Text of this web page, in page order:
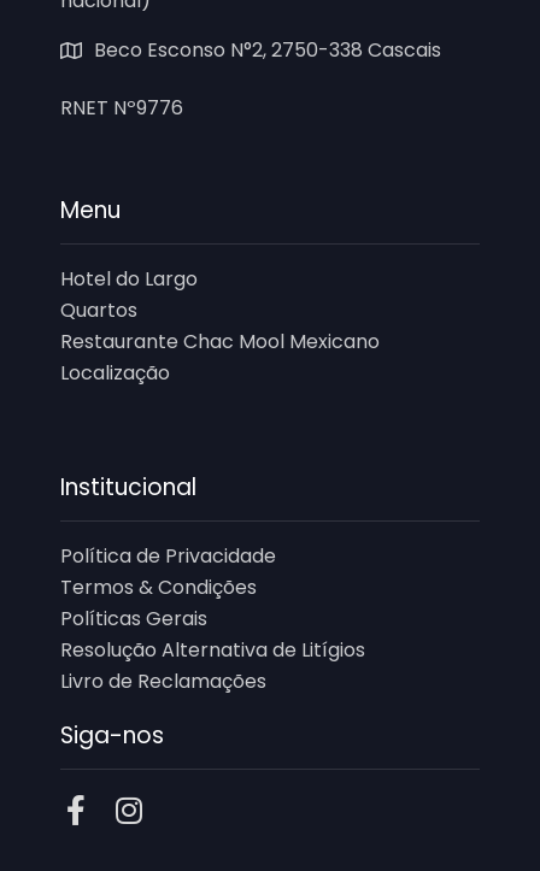
Beco Esconso N°2, 2750-338 Cascais
RNET Nº9776
Menu
Hotel do Largo
Quartos
Restaurante Chac Mool Mexicano
Localização
Institucional
Política de Privacidade
Termos & Condições
Políticas Gerais
Resolução Alternativa de Litígios
Livro de Reclamações
Siga-nos